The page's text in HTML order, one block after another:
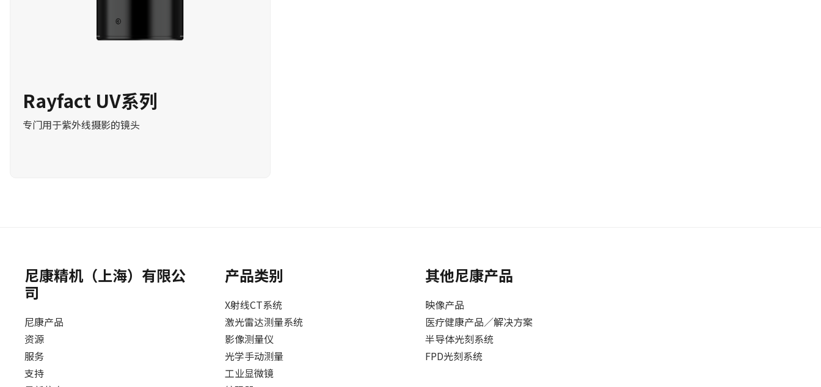
Rayfact UV系列
专门用于紫外线摄影的镜头
尼康精机（上海）有限公
司
尼康产品
资源
服务
支持
产品类别
X射线CT系统
激光雷达测量系统
影像测量仪
光学手动测量
工业显微镜
其他尼康产品
映像产品
医疗健康产品／解决方案
半导体光刻系统
FPD光刻系统